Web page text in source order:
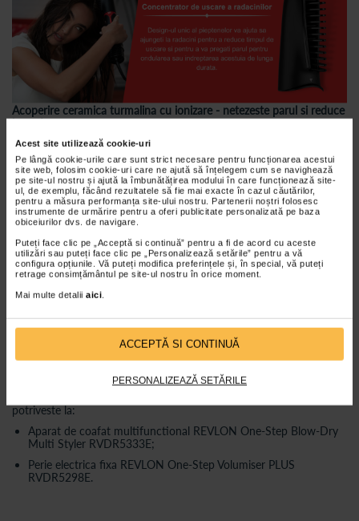
Acest site utilizează cookie-uri
Pe lângă cookie-urile care sunt strict necesare pentru funcționarea acestui
site web, folosim cookie-uri care ne ajută să înțelegem cum se navighează
pe site-ul nostru și ajută la îmbunătățirea modului în care funcționează site-
ul, de exemplu, făcând rezultatele să fie mai exacte în cazul căutărilor,
pentru a măsura performanța site-ului nostru. Partenerii noștri folosesc
instrumente de urmărire pentru a oferi publicitate personalizată pe baza
obiceiurilor dvs. de navigare.
Puteți face clic pe „Acceptă si continuă” pentru a fi de acord cu aceste
utilizări sau puteți face clic pe „Personalizează setările” pentru a vă
configura opțiunile. Vă puteți modifica preferințele și, în special, vă puteți
retrage consimțământul pe site-ul nostru în orice moment.
Mai multe detalii aici.
ACCEPTĂ SI CONTINUĂ
PERSONALIZEAZĂ SETĂRILE
Acoperire ceramica turmalina cu ionizare - netezeste parul si reduce
incretirea
Concentratorul de uscare a radacinilor
incretirea. Actiunea ionilor ajuta la mentinerea parului in stare buna,
oferindu-i un aspect sanatos.
Concentratorul de uscare a radaciniloreste echipat cu ionizare, care
emite ioni negativi in timpul uscarii. Datorita acestui lucru, reduce in
mod eficient sarcinile electrostatice din par, asigurand efectul de
coafare moale si matasoasa.
Ingrijire valoroasa a parului la fiecare utilizare.
potriveste la:
Aparat de coafat multifunctional REVLON One-Step Blow-Dry
Multi Styler RVDR5333E;
Perie electrica fixa REVLON One-Step Volumiser PLUS
RVDR5298E.